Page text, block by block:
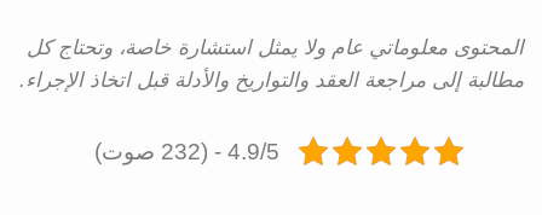
المحتوى معلوماتي عام ولا يمثل استشارة خاصة، وتحتاج كل
مطالبة إلى مراجعة العقد والتواريخ والأدلة قبل اتخاذ الإجراء.
4.9/5 - (232 صوت)